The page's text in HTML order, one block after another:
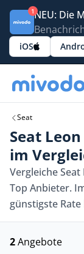
1NEU: Die
iOS
Seat
Seat
im
Vergleiche
Top Anbieter.
günstigste
2Angebote